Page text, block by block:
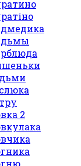
2